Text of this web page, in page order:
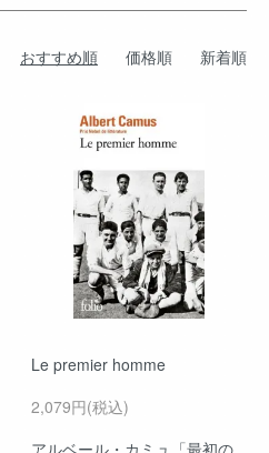
おすすめ順 価格順 新着順
Le premier homme
2,079円(税込)
アルベール・カミュ「最初の